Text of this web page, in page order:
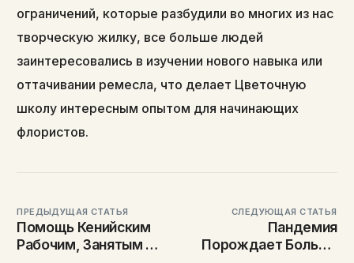
ограничений, которые разбудили во многих из нас
творческую жилку, все больше людей
заинтересовались в изучении нового навыка или
оттачивании ремесла, что делает Цветочную
школу интересным опытом для начинающих
флористов.
ПРЕДЫДУЩАЯ СТАТЬЯ
Помощь Кенийским
Рабочим, Занятым В
СЛЕДУЮЩАЯ СТАТЬЯ
Пандемия
Порождает Больше